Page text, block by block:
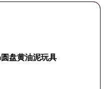
盘黄油泥玩具